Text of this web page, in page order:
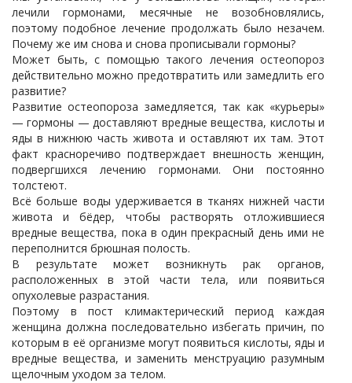
лечили гормонами, месячные не возобновлялись,
поэтому подобное лечение продолжать было незачем.
Почему же им снова и снова прописывали гормоны?
Может быть, с помощью такого лечения остеопороз
действительно можно предотвратить или замедлить его
развитие?
Развитие остеопороза замедляется, так как «курьеры»
— гормоны — доставляют вредные вещества, кислоты и
яды в нижнюю часть живота и оставляют их там. Этот
факт красноречиво подтверждает внешность женщин,
подвергшихся лечению гормонами. Они постоянно
толстеют.
Всё больше воды удерживается в тканях нижней части
живота и бёдер, чтобы растворять отложившиеся
вредные вещества, пока в один прекрасный день ими не
переполнится брюшная полость.
В результате может возникнуть рак органов,
расположенных в этой части тела, или появиться
опухолевые разрастания.
Поэтому в пост климактерический период каждая
женщина должна последовательно избегать причин, по
которым в её организме могут появиться кислоты, яды и
вредные вещества, и заменить менструацию разумным
щелочным уходом за телом.